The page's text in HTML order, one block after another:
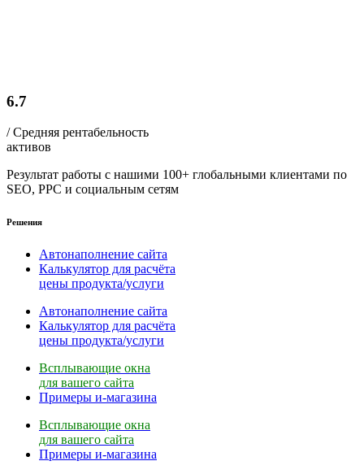
6.7
/ Средняя рентабельность
активов
Результат работы с нашими 100+ глобальными клиентами по
SEO, PPC и социальным сетям
Решения
Автонаполнение сайта
Калькулятор для расчёта
цены продукта/услуги
Автонаполнение сайта
Калькулятор для расчёта
цены продукта/услуги
Всплывающие окна
для вашего сайта
Примеры и-магазина
Всплывающие окна
для вашего сайта
Примеры и-магазина